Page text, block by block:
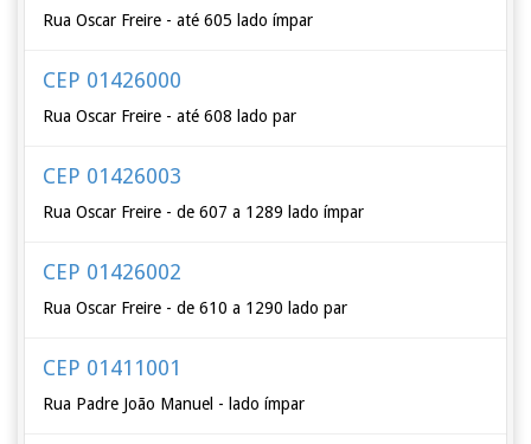
Rua Oscar Freire - até 605 lado ímpar
CEP 01426000
Rua Oscar Freire - até 608 lado par
CEP 01426003
Rua Oscar Freire - de 607 a 1289 lado ímpar
CEP 01426002
Rua Oscar Freire - de 610 a 1290 lado par
CEP 01411001
Rua Padre João Manuel - lado ímpar